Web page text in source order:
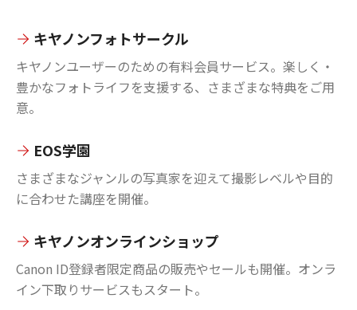
キヤノンフォトサークル
キヤノンユーザーのための有料会員サービス。楽しく・
豊かなフォトライフを支援する、さまざまな特典をご用
意。
EOS学園
さまざまなジャンルの写真家を迎えて撮影レベルや目的
に合わせた講座を開催。
キヤノンオンラインショップ
Canon ID登録者限定商品の販売やセールも開催。オンラ
イン下取りサービスもスタート。